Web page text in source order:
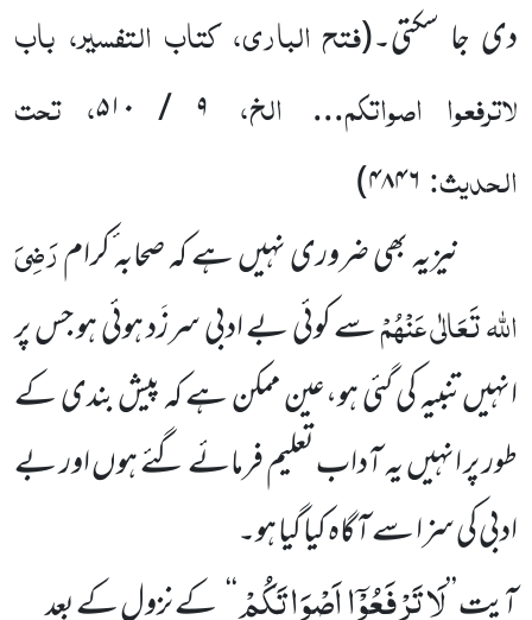
دی جا سکتی۔(فتح الباری، کتاب التفسیر، باب
لاترفعوا اصواتکم... الخ، ۹ / ۵۱۰
، تحت
الحدیث: ۴۸۴۶)
نیزیہ بھی ضروری نہیں ہے کہ صحابہ ٔکرامرَضِیَ
اللہ تَعَالٰی عَنْہُمْسے کوئی بے ادبی سرزَد ہوئی ہو جس پر
انہیں تنبیہ کی گئی ہو،عین ممکن ہے کہ پیش بندی کے
طور پر انہیں یہ آداب تعلیم فرمائے گئے ہوں اور بے
ادبی کی سزا سے آگاہ کیا گیا ہو۔
آیت ’’لَا تَرْفَعُوْۤا اَصْوَاتَكُمْ‘‘کے نزول کے بعد